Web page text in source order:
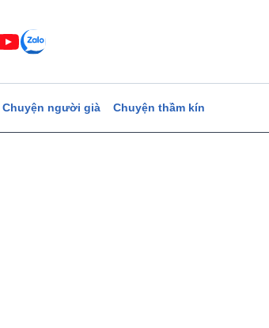
Chuyện người già Chuyện thầm kín